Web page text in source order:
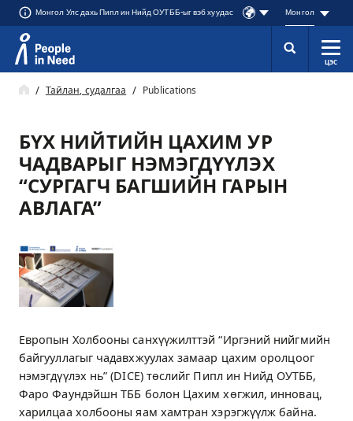
Přeskočit na obsah
Монгол Улс дахь Пипл ин Нийд ОУТББ-ыг вэб хуудас Монгол
ЦЭС
Тайлан, судалгаа Publications
БҮХ НИЙТИЙН ЦАХИМ УР
ЧАДВАРЫГ НЭМЭГДҮҮЛЭХ
“СУРГАГЧ БАГШИЙН ГАРЫН
АВЛАГА”
Европын Холбооны санхүүжилттэй “Иргэний нийгмийн
байгууллагыг чадавхжуулах замаар цахим оролцоог
нэмэгдүүлэх нь” (DICE) төслийг Пипл ин Нийд ОУТББ,
Фаро Фаундэйшн ТББ болон Цахим хөгжил, инновац,
харилцаа холбооны яам хамтран хэрэгжүүлж байна.